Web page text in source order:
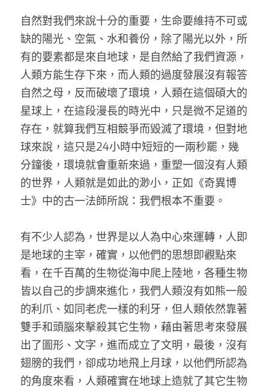
自然對我們來說十分的重要，生命要維持不可或
缺的陽光、空氣、水和養份，除了陽光以外，所
有的要素都是來自地球，是自然給了我們資源，
人類方能生存下來，而人類的過度發展沒有報答
自然之母，反而破壞了環境，人類在這個碩大的
星球上，在這段漫長的時光中，只是微不足道的
存在，就算我們互相競爭而毀滅了環境，但對地
球來說，這只是24小時中短短的一兩秒罷，幾
分鐘後，環境就會重新來過，重塑一個沒有人類
的世界，人類就是如此的渺小，正如《奇異博
士》中的古一法師所說：我們根本不重要。
有不少人認為，世界是以人為中心來運轉，人即
是地球的主宰，確實，以他們的思想即觀點來
看，在千百萬的生物從海中爬上陸地，各種生物
皆以自己的步調來進化，我們人類沒有如熊一般
的利爪、如同老虎一樣的利牙，但人類依然靠著
雙手和頭腦來擊殺其它生物，藉由著思考來發展
出了圖形、文字，進而成立了文明，最後，沒有
翅膀的我們，卻成功地飛上月球，以他們所認為
的角度來看，人類確實在地球上造就了其它生物